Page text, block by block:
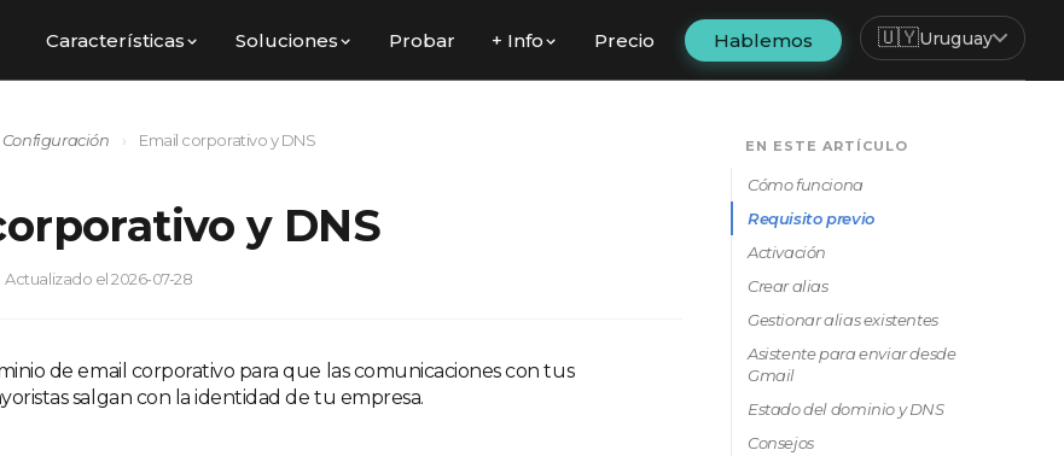
Características Soluciones Probar + Info Precio Hablemos 🇺🇾Uruguay
Configuración › Email corporativo y DNS
y DNS
Actualizado el 2026-07-28
de email corporativo para que las comunicaciones con tus
salgan con la identidad de tu empresa.
EN ESTE ARTÍCULO
Cómo funciona
Requisito previo
Activación
Crear alias
Gestionar alias existentes
Asistente para enviar desde
Gmail
Estado del dominio y DNS
Consejos